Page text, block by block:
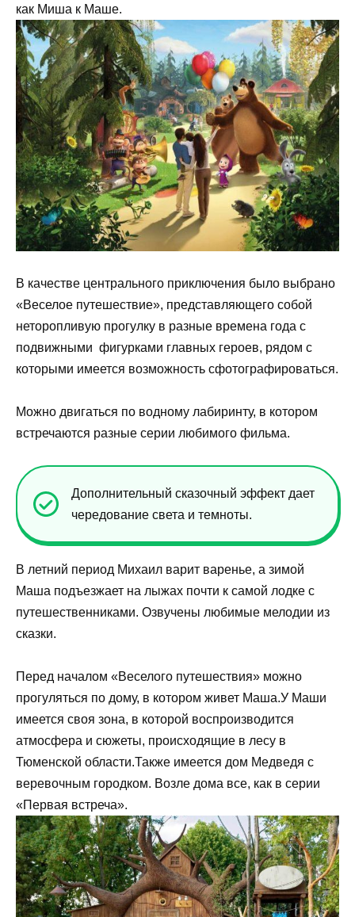
как Миша к Маше.
В качестве центрального приключения было выбрано
«Веселое путешествие», представляющего собой
неторопливую прогулку в разные времена года с
подвижными фигурками главных героев, рядом с
которыми имеется возможность сфотографироваться.
Можно двигаться по водному лабиринту, в котором
встречаются разные серии любимого фильма.
Дополнительный сказочный эффект дает
чередование света и темноты.
В летний период Михаил варит варенье, а зимой
Маша подъезжает на лыжах почти к самой лодке с
путешественниками. Озвучены любимые мелодии из
сказки.
Перед началом «Веселого путешествия» можно
прогуляться по дому, в котором живет Маша.У Маши
имеется своя зона, в которой воспроизводится
атмосфера и сюжеты, происходящие в лесу в
Тюменской области.Также имеется дом Медведя с
веревочным городком. Возле дома все, как в серии
«Первая встреча».